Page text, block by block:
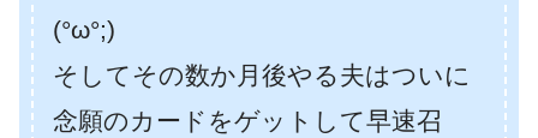
(°ω°;)
そしてその数か月後やる夫はついに
念願のカードをゲットして早速召